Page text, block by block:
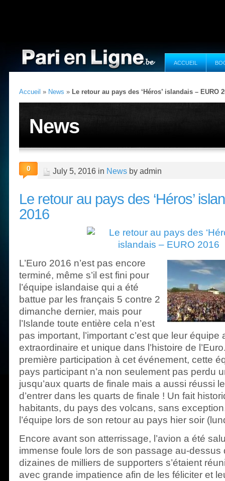
ACCUEIL
Accueil » News » Le retour au pays des ‘Héros’ islandais – EURO
News
0 July 5, 2016 in News by admin
Le retour au pays des ‘Héros’
2016
L’Euro 2016 n’est pas encore
terminé, même s’il est fini pour
l’équipe islandaise qui a été
battue par les français 5 contre 2
dimanche dernier, mais pour
l’Islande toute entière cela n’est
pas important, l’important c’est que leur
extraordinaire et unique dans l’histoire de
première participation à cet événement, cette
pays participant n’a non seulement pas perdu
jusqu’aux quarts de finale mais a aussi réussi
d’entrer dans les quarts de finale ! Un fait
habitants, du pays des volcans, sans
l’équipe lors de son retour au pays hier soir
Encore avant son atterrissage, l’avion a été
immense foule lors de son passage au-dessus
dizaines de milliers de supporters s’étaient
avec grande impatience afin de les féliciter et